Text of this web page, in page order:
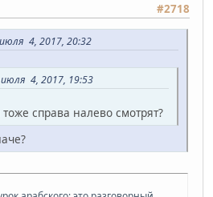
#2718
4, 2017, 20:32
4, 2017, 19:53
справа налево смотрят?